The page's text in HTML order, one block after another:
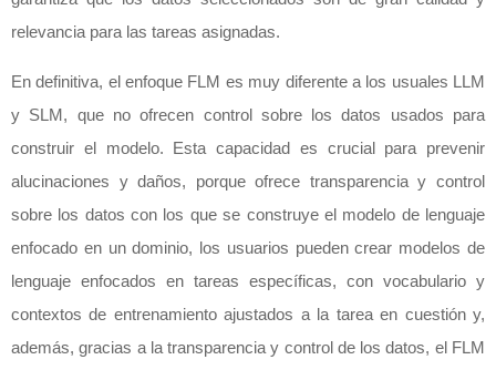
relevancia para las tareas asignadas.
En definitiva, el enfoque FLM es muy diferente a los usuales LLM
y SLM, que no ofrecen control sobre los datos usados para
construir el modelo. Esta capacidad es crucial para prevenir
alucinaciones y daños, porque ofrece transparencia y control
sobre los datos con los que se construye el modelo de lenguaje
enfocado en un dominio, los usuarios pueden crear modelos de
lenguaje enfocados en tareas específicas, con vocabulario y
contextos de entrenamiento ajustados a la tarea en cuestión y,
además, gracias a la transparencia y control de los datos, el FLM